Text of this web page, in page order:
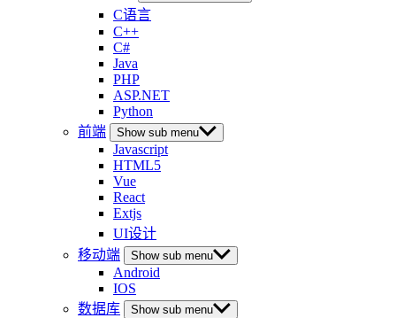
C语言
C++
C#
Java
PHP
ASP.NET
Python
前端
Show sub menu
Javascript
HTML5
Vue
React
Extjs
UI设计
移动端
Show sub menu
Android
IOS
数据库
Show sub menu